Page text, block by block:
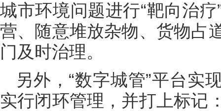
城市环境问题进行“靶向治
营、随意堆放杂物、货物占
门及时治理。
另外，“数字城管”平台实
实行闭环管理，并打上标记